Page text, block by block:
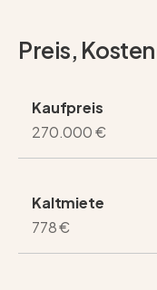
Preis,
Kaufpreis
270.000 €
Kaltmiete
778 €